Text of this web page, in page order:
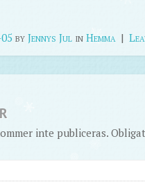
by Jennys Jul in Hemma |
inte publiceras.